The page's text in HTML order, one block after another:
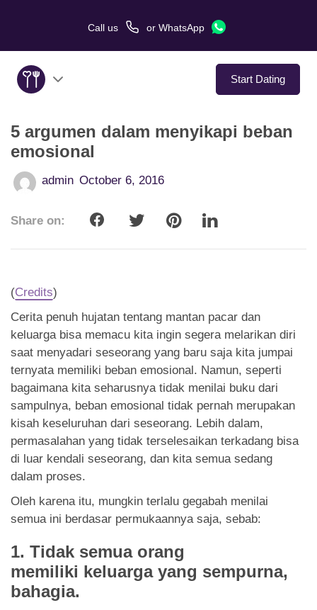
Call us or WhatsApp
Start Dating
About Us
Service
App
Contact Us
5 argumen dalam menyikapi beban
emosional
admin October 6, 2016
Share on:
(Credits)
Cerita penuh hujatan tentang mantan pacar dan
keluarga bisa memacu kita ingin segera melarikan diri
saat menyadari seseorang yang baru saja kita jumpai
ternyata memiliki beban emosional. Namun, seperti
bagaimana kita seharusnya tidak menilai buku dari
sampulnya, beban emosional tidak pernah merupakan
kisah keseluruhan dari seseorang. Lebih dalam,
permasalahan yang tidak terselesaikan terkadang bisa
di luar kendali seseorang, dan kita semua sedang
dalam proses.
Oleh karena itu, mungkin terlalu gegabah menilai
semua ini berdasar permukaannya saja, sebab:
1. Tidak semua orang
memiliki keluarga yang sempurna,
bahagia.